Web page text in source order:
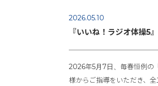
2026.05.10
『いいね！ラジオ体操5』
2026年5月7日、毎春恒例の
様からご指導をいただき、